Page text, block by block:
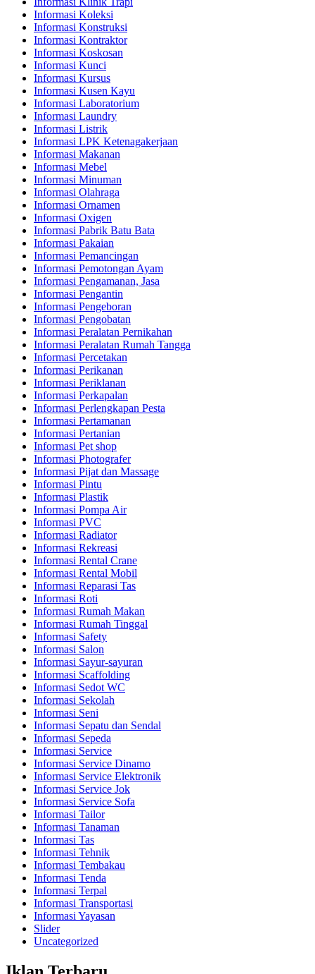
Informasi Koleksi
Informasi Konstruksi
Informasi Kontraktor
Informasi Koskosan
Informasi Kunci
Informasi Kursus
Informasi Kusen Kayu
Informasi Laboratorium
Informasi Laundry
Informasi Listrik
Informasi LPK Ketenagakerjaan
Informasi Makanan
Informasi Mebel
Informasi Minuman
Informasi Olahraga
Informasi Ornamen
Informasi Oxigen
Informasi Pabrik Batu Bata
Informasi Pakaian
Informasi Pemancingan
Informasi Pemotongan Ayam
Informasi Pengamanan, Jasa
Informasi Pengantin
Informasi Pengeboran
Informasi Pengobatan
Informasi Peralatan Pernikahan
Informasi Peralatan Rumah Tangga
Informasi Percetakan
Informasi Perikanan
Informasi Periklanan
Informasi Perkapalan
Informasi Perlengkapan Pesta
Informasi Pertamanan
Informasi Pertanian
Informasi Pet shop
Informasi Photografer
Informasi Pijat dan Massage
Informasi Pintu
Informasi Plastik
Informasi Pompa Air
Informasi PVC
Informasi Radiator
Informasi Rekreasi
Informasi Rental Crane
Informasi Rental Mobil
Informasi Reparasi Tas
Informasi Roti
Informasi Rumah Makan
Informasi Rumah Tinggal
Informasi Safety
Informasi Salon
Informasi Sayur-sayuran
Informasi Scaffolding
Informasi Sedot WC
Informasi Sekolah
Informasi Seni
Informasi Sepatu dan Sendal
Informasi Sepeda
Informasi Service
Informasi Service Dinamo
Informasi Service Elektronik
Informasi Service Jok
Informasi Service Sofa
Informasi Tailor
Informasi Tanaman
Informasi Tas
Informasi Tehnik
Informasi Tembakau
Informasi Tenda
Informasi Terpal
Informasi Transportasi
Informasi Yayasan
Slider
Uncategorized